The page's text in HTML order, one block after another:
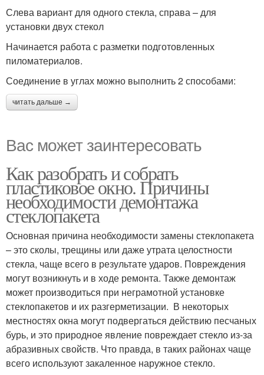
Слева вариант для одного стекла, справа – для
установки двух стекол
Начинается работа с разметки подготовленных
пиломатериалов.
Соединение в углах можно выполнить 2 способами:
читать дальше →
Вас может заинтересовать
Как разобрать и собрать
пластиковое окно. Причины
необходимости демонтажа
стеклопакета
Основная причина необходимости замены стеклопакета
– это сколы, трещины или даже утрата целостности
стекла, чаще всего в результате ударов. Повреждения
могут возникнуть и в ходе ремонта. Также демонтаж
может производиться при неграмотной установке
стеклопакетов и их разгерметизации. В некоторых
местностях окна могут подвергаться действию песчаных
бурь, и это природное явление повреждает стекло из-за
абразивных свойств. Что правда, в таких районах чаще
всего используют закаленное наружное стекло.